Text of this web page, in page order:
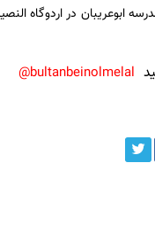
در اردوگاه
bultanbeinolmelal@